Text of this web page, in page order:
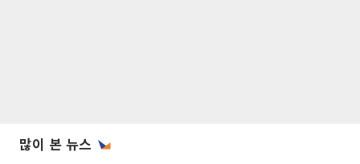
많이 본 뉴스